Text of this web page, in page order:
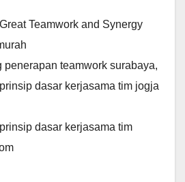
Teamwork and Synergy
penerapan teamwork surabaya,
dasar kerjasama tim jogja
dasar kerjasama tim